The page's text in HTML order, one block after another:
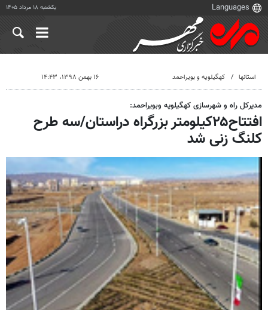
یکشنبه ۱۸ مرداد ۱۴۰۵
استانها کهگیلویه و بویراحمد ۱۶ بهمن ۱۳۹۸، ۱۴:۴۳
مدیرکل راه و شهرسازی کهگیلویه وبویراحمد:
افتتاح۲۵کیلومتر بزرگراه دراستان/سه طرح
کلنگ زنی شد